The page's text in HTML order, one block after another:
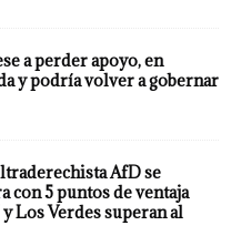
a perder apoyo, en
y podría volver a gobernar
AfD se
con 5 puntos de ventaja
Los Verdes superan al